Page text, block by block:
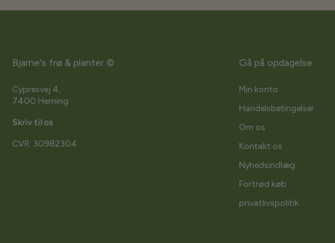
Bjarne's frø & planter ©
Cypresvej 4,
7400 Herning
Skriv til os
CVR: 30982304
Gå på opdagelse
Min konto
Handelsbetingelser
Om os
Kontakt os
Nyhedsindlæg
Fortrød køb
privatlivspolitik